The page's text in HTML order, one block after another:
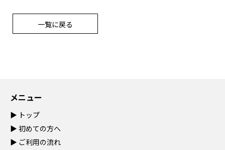
一覧に戻る
メニュー
▶ トップ
▶ 初めての方へ
▶ ご利用の流れ